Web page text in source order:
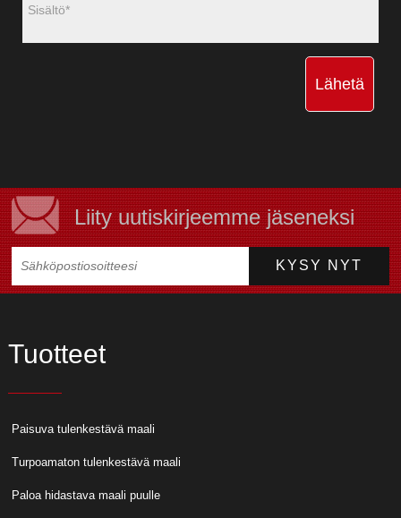
Lähetä
Liity uutiskirjeemme jäseneksi
Tuotteet
Paisuva tulenkestävä maali
Turpoamaton tulenkestävä maali
Paloa hidastava maali puulle